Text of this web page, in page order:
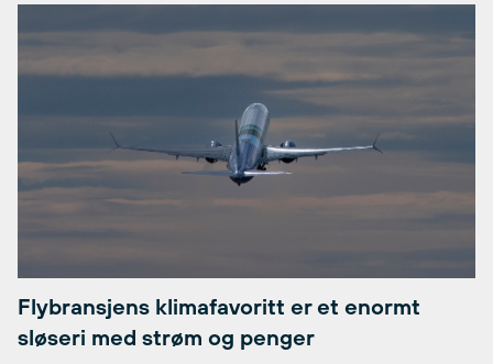
Flybransjens klimafavoritt er et enormt
sløseri med strøm og penger